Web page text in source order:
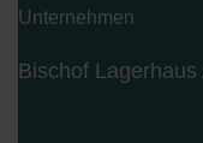
Unternehmen
Bischof Lagerhaus